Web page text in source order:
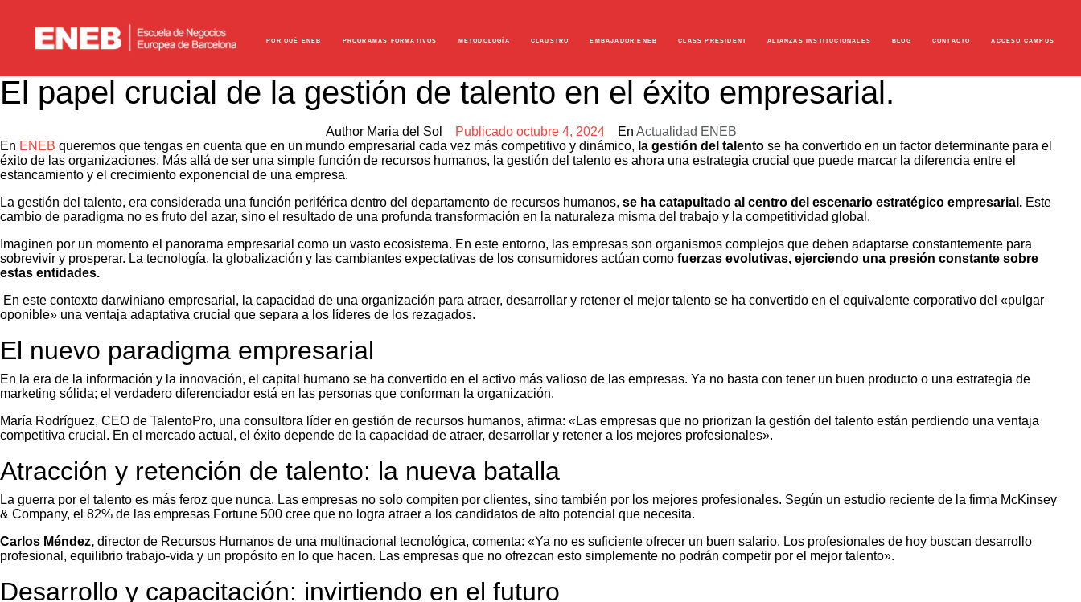
POR QUÉ ENEB PROGRAMAS FORMATIVOS METODOLOGÍA CLAUSTRO EMBAJADOR ENEB CLASS PRESIDENT ALIANZAS INSTITUCIONALES BLOG CONTACTO ACCESO CAMPUS
El papel crucial de la gestión de talento en el éxito empresarial.
AuthorMaria del Sol Publicado octubre 4, 2024 En Actualidad ENEB
En ENEB queremos que tengas en cuenta que en un mundo empresarial cada vez más competitivo y dinámico, la gestión del talento se ha convertido en un factor determinante para el
éxito de las organizaciones. Más allá de ser una simple función de recursos humanos, la gestión del talento es ahora una estrategia crucial que puede marcar la diferencia entre el
estancamiento y el crecimiento exponencial de una empresa.
La gestión del talento, era considerada una función periférica dentro del departamento de recursos humanos, se ha catapultado al centro del escenario estratégico empresarial. Este
cambio de paradigma no es fruto del azar, sino el resultado de una profunda transformación en la naturaleza misma del trabajo y la competitividad global.
Imaginen por un momento el panorama empresarial como un vasto ecosistema. En este entorno, las empresas son organismos complejos que deben adaptarse constantemente para
sobrevivir y prosperar. La tecnología, la globalización y las cambiantes expectativas de los consumidores actúan como fuerzas evolutivas, ejerciendo una presión constante sobre
estas entidades.
En este contexto darwiniano empresarial, la capacidad de una organización para atraer, desarrollar y retener el mejor talento se ha convertido en el equivalente corporativo del «pulgar
oponible» una ventaja adaptativa crucial que separa a los líderes de los rezagados.
El nuevo paradigma empresarial
En la era de la información y la innovación, el capital humano se ha convertido en el activo más valioso de las empresas. Ya no basta con tener un buen producto o una estrategia de
marketing sólida; el verdadero diferenciador está en las personas que conforman la organización.
María Rodríguez, CEO de TalentoPro, una consultora líder en gestión de recursos humanos, afirma: «Las empresas que no priorizan la gestión del talento están perdiendo una ventaja
competitiva crucial. En el mercado actual, el éxito depende de la capacidad de atraer, desarrollar y retener a los mejores profesionales».
Atracción y retención de talento: la nueva batalla
La guerra por el talento es más feroz que nunca. Las empresas no solo compiten por clientes, sino también por los mejores profesionales. Según un estudio reciente de la firma McKinsey
& Company, el 82% de las empresas Fortune 500 cree que no logra atraer a los candidatos de alto potencial que necesita.
Carlos Méndez, director de Recursos Humanos de una multinacional tecnológica, comenta: «Ya no es suficiente ofrecer un buen salario. Los profesionales de hoy buscan desarrollo
profesional, equilibrio trabajo-vida y un propósito en lo que hacen. Las empresas que no ofrezcan esto simplemente no podrán competir por el mejor talento».
Desarrollo y capacitación: invirtiendo en el futuro